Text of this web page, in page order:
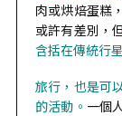
肉或烘焙蛋糕
或許有差別，但
含括在傳統行
旅行，也是可
的活動。 一個